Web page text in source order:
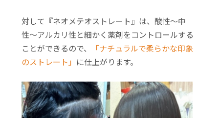
対して『ネオメテオストレート』は、酸性〜中
性〜アルカリ性と細かく薬剤をコントロールする
ことができるので、
「ナチュラルで柔らかな印象
のストレート」 に仕上がります。